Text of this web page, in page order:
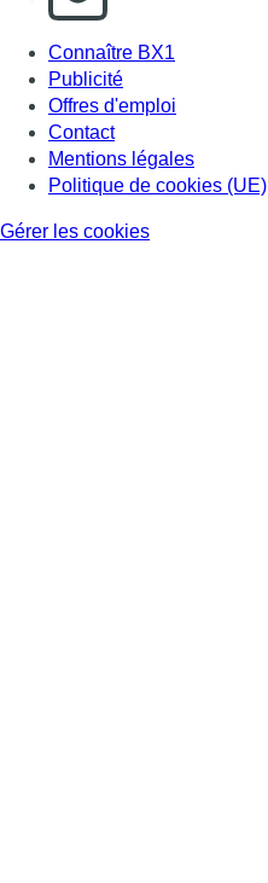
Connaître BX1
Publicité
Offres d'emploi
Contact
Mentions légales
Politique de cookies (UE)
Gérer les cookies